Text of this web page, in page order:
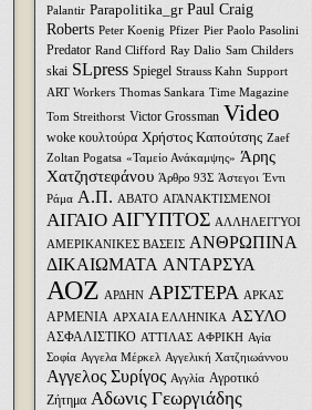
Palantir Parapolitika_gr Paul Craig
Roberts Peter Koenig Pfizer Pier Paolo Pasolini
Predator Rand Clifford Ray Dalio Sam Childers
skai SLpress Spiegel Strauss Kahn Support
ART Workers Thomas Sankara Time Magazine
Tom Streithorst Victor Grossman Video
woke κουλτούρα Xρήστος Καπούτσης Zaef
Zoltan Pogatsa «Ταμείο Ανάκαμψης» Άρης
Χατζηστεφάνου Άρθρο 93Σ Άστεγοι Έντι
Ράμα Α.Π. ΑΒΑΤΟ ΑΓΑΝΑΚΤΙΣΜΕΝΟΙ
ΑΙΓΑΙΟ ΑΙΓΥΠΤΟΣ ΑΛΛΗΛΕΓΓΥΟΙ
ΑΜΕΡΙΚΑΝΙΚΕΣ ΒΑΣΕΙΣ ΑΝΘΡΩΠΙΝΑ
ΔΙΚΑΙΩΜΑΤΑ ΑΝΤΑΡΣΥΑ
ΑΟΖ ΑΡΔΗΝ ΑΡΙΣΤΕΡΑ ΑΡΚΑΣ
ΑΡΜΕΝΙΑ ΑΡΧΑΙΑ ΕΛΛΗΝΙΚΑ ΑΣΥΛΟ
ΑΣΦΑΛΙΣΤΙΚΟ ΑΤΤΙΛΑΣ ΑΦΡΙΚΗ Αγία
Σοφία Αγγελα Μέρκελ Αγγελική Χατζηιωάννου
Αγγελος Συρίγος Αγγλία Αγροτικό
Ζήτημα Αδωνις Γεωργιάδης